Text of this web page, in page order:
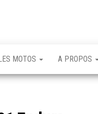
MOTOS A PROPOS